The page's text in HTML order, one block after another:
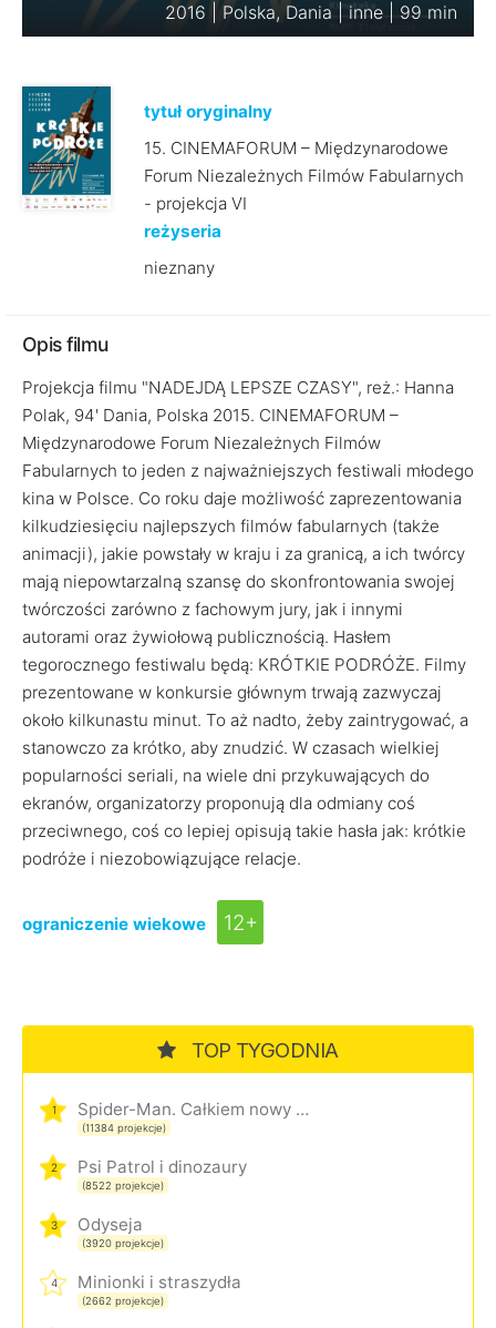
2016 | Polska, Dania | inne | 99 min
tytuł oryginalny
15. CINEMAFORUM – Międzynarodowe
Forum Niezależnych Filmów Fabularnych
- projekcja VI
reżyseria
nieznany
Opis filmu
Projekcja filmu "NADEJDĄ LEPSZE CZASY", reż.: Hanna
Polak, 94' Dania, Polska 2015. CINEMAFORUM –
Międzynarodowe Forum Niezależnych Filmów
Fabularnych to jeden z najważniejszych festiwali młodego
kina w Polsce. Co roku daje możliwość zaprezentowania
kilkudziesięciu najlepszych filmów fabularnych (także
animacji), jakie powstały w kraju i za granicą, a ich twórcy
mają niepowtarzalną szansę do skonfrontowania swojej
twórczości zarówno z fachowym jury, jak i innymi
autorami oraz żywiołową publicznością. Hasłem
tegorocznego festiwalu będą: KRÓTKIE PODRÓŻE. Filmy
prezentowane w konkursie głównym trwają zazwyczaj
około kilkunastu minut. To aż nadto, żeby zaintrygować, a
stanowczo za krótko, aby znudzić. W czasach wielkiej
popularności seriali, na wiele dni przykuwających do
ekranów, organizatorzy proponują dla odmiany coś
przeciwnego, coś co lepiej opisują takie hasła jak: krótkie
podróże i niezobowiązujące relacje.
ograniczenie wiekowe 12+
TOP TYGODNIA
1 Spider-Man. Całkiem nowy dzień
(11384 projekcje)
2 Psi Patrol i dinozaury
(8522 projekcje)
3 Odyseja
(3920 projekcje)
4 Minionki i straszydła
(2662 projekcje)